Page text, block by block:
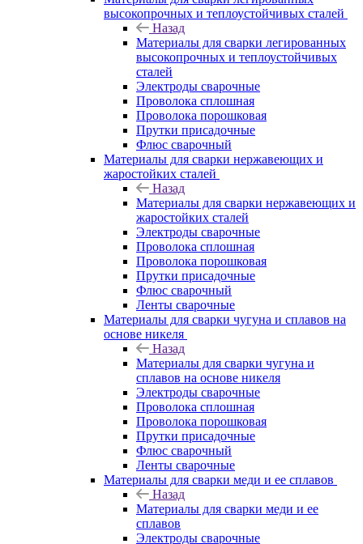
высокопрочных и теплоустойчивых сталей
Назад
Материалы для сварки легированных
высокопрочных и теплоустойчивых
сталей
Электроды сварочные
Проволока сплошная
Проволока порошковая
Прутки присадочные
Флюс сварочный
Материалы для сварки нержавеющих и
жаростойких сталей
Назад
Материалы для сварки нержавеющих и
жаростойких сталей
Электроды сварочные
Проволока сплошная
Проволока порошковая
Прутки присадочные
Флюс сварочный
Ленты сварочные
Материалы для сварки чугуна и сплавов на
основе никеля
Назад
Материалы для сварки чугуна и
сплавов на основе никеля
Электроды сварочные
Проволока сплошная
Проволока порошковая
Прутки присадочные
Флюс сварочный
Ленты сварочные
Материалы для сварки меди и ее сплавов
Назад
Материалы для сварки меди и ее
сплавов
Электроды сварочные